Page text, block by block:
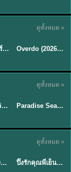
ดูทั้งหมด »
ฤดูร้อนนิรันดร์ (2026) Never-Ending Summer พากย์ไทย EP.1-29
ซับไทย
Overdo (2026) รักเกินแค้น พากย์ไทย ซับไทย EP1-33 (จบ)
ดูทั้งหมด »
ดูซีรี่ย์ Detective Hole (2026) พากย์ไทย HD ฟรี อัปเดตล่าสุด Netflix EP.8
พากย์ไทย
Paradise Season 2 (2026) พากย์ไทย EP1-8 ดูซีรี่ย์ฝรั่ง HD ครบทุกตอน
ดูทั้งหมด »
รักได้หรือ (2026) YOUNG Let's Begin Again พากย์ไทย EP.1-19 ★8
พากย์ไทย
ปิ๊งรักคุณพี่เย็นชา (2026) Frozen Valentine EP.1-10 (จบ)